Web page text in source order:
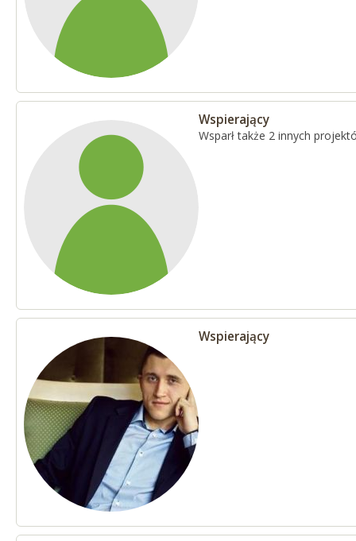
Wspierający
Wsparł także 2 innych
Wspierający